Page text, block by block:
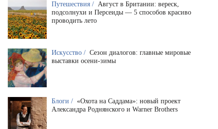
Путешествия / Август в Британии: вереск,
подсолнухи и Персеиды — 5 способов красиво
проводить лето
Искусство / Сезон диалогов: главные мировые
выставки осени-зимы
Блоги / «Охота на Саддама»: новый проект
Александра Роднянского и Warner Brothers